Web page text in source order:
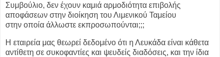
Συμβούλιο, δεν έχουν καμιά αρμοδιότητα επιβολής
αποφάσεων στην διοίκηση του Λιμενικού Ταμείου
στην οποία άλλωστε εκπροσωπούνται;;;
Η εταιρεία μας θεωρεί δεδομένο ότι η Λευκάδα είναι κάθετα
αντίθετη σε συκοφαντίες και ψευδείς διαδόσεις, και την ίδια